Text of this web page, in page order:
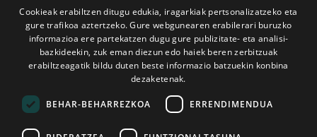
Cookieak erabiltzen ditugu edukia, iragarkiak pertsonalizatzeko eta
gure trafikoa aztertzeko. Gure webgunearen erabilerari buruzko
informazioa ere partekatzen dugu gure publizitate- eta analisi-
bazkideekin, zuk eman diezun edo haiek beren zerbitzuak
erabiltzeagatik bildu duten beste informazio batzuekin konbina
dezaketenak.
BEHAR-BEHARREZKOA ERRENDIMENDUA